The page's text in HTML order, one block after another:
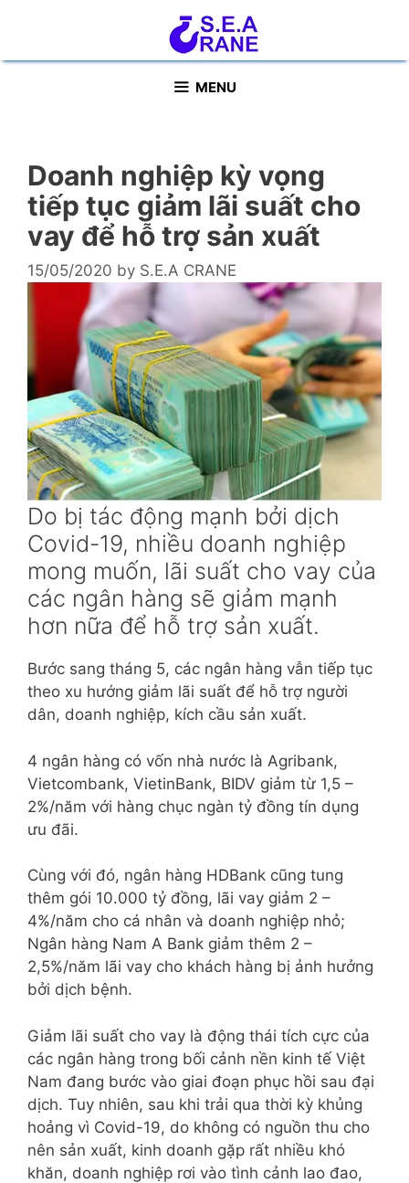
content
MENU
Doanh nghiệp kỳ vọng
tiếp tục giảm lãi suất cho
vay để hỗ trợ sản xuất
15/05/2020 by S.E.A CRANE
Do bị tác động mạnh bởi dịch
Covid-19, nhiều doanh nghiệp
mong muốn, lãi suất cho vay của
các ngân hàng sẽ giảm mạnh
hơn nữa để hỗ trợ sản xuất.
Bước sang tháng 5, các ngân hàng vẫn tiếp tục
theo xu hướng giảm lãi suất để hỗ trợ người
dân, doanh nghiệp, kích cầu sản xuất.
4 ngân hàng có vốn nhà nước là Agribank,
Vietcombank, VietinBank, BIDV giảm từ 1,5 –
2%/năm với hàng chục ngàn tỷ đồng tín dụng
ưu đãi.
Cùng với đó, ngân hàng HDBank cũng tung
thêm gói 10.000 tỷ đồng, lãi vay giảm 2 –
4%/năm cho cá nhân và doanh nghiệp nhỏ;
Ngân hàng Nam A Bank giảm thêm 2 –
2,5%/năm lãi vay cho khách hàng bị ảnh hưởng
bởi dịch bệnh.
Giảm lãi suất cho vay là động thái tích cực của
các ngân hàng trong bối cảnh nền kinh tế Việt
Nam đang bước vào giai đoạn phục hồi sau đại
dịch. Tuy nhiên, sau khi trải qua thời kỳ khủng
hoảng vì Covid-19, do không có nguồn thu cho
nên sản xuất, kinh doanh gặp rất nhiều khó
khăn, doanh nghiệp rơi vào tình cảnh lao đao,